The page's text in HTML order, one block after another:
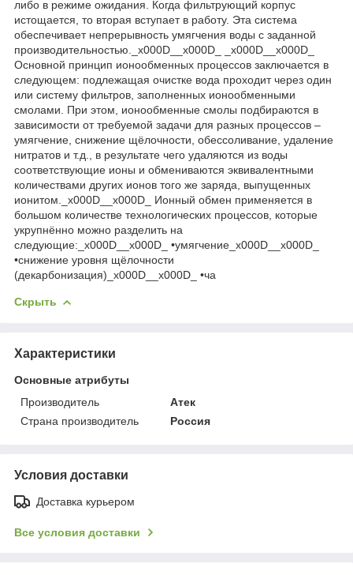
либо в режиме ожидания. Когда фильтрующий корпус
истощается, то вторая вступает в работу. Эта система
обеспечивает непрерывность умягчения воды с заданной
производительностью._x000D__x000D_ _x000D__x000D_
Основной принцип ионообменных процессов заключается в
следующем: подлежащая очистке вода проходит через один
или систему фильтров, заполненных ионообменными
смолами. При этом, ионообменные смолы подбираются в
зависимости от требуемой задачи для разных процессов –
умягчение, снижение щёлочности, обессоливание, удаление
нитратов и т.д., в результате чего удаляются из воды
соответствующие ионы и обмениваются эквивалентными
количествами других ионов того же заряда, выпущенных
ионитом._x000D__x000D_ Ионный обмен применяется в
большом количестве технологических процессов, которые
укрупнённо можно разделить на
следующие:_x000D__x000D_ •умягчение_x000D__x000D_
•снижение уровня щёлочности
(декарбонизация)_x000D__x000D_ •ча
Скрыть
Характеристики
Основные атрибуты
Производитель
Атек
Страна производитель
Россия
Условия доставки
Доставка курьером
Все условия доставки